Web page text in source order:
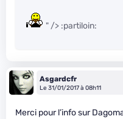
" /> :partiloin:
Asgardcfr
Le 31/01/2017 à 08h11
Merci pour l’info sur